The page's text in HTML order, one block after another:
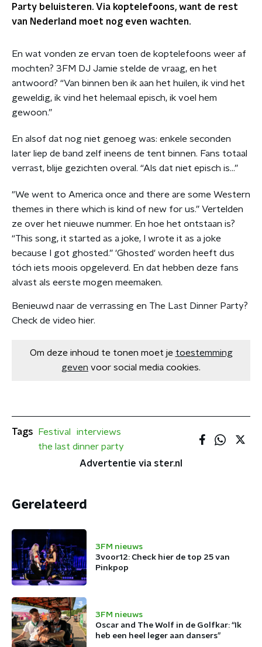
Party beluisteren. Via koptelefoons, want de rest
van Nederland moet nog even wachten.
En wat vonden ze ervan toen de koptelefoons weer af
mochten? 3FM DJ Jamie stelde de vraag, en het
antwoord? “Van binnen ben ik aan het huilen, ik vind het
geweldig, ik vind het helemaal episch, ik voel hem
gewoon.”
En alsof dat nog niet genoeg was: enkele seconden
later liep de band zelf ineens de tent binnen. Fans totaal
verrast, blije gezichten overal. “Als dat niet episch is…”
"We went to America once and there are some Western
themes in there which is kind of new for us.” Vertelden
ze over het nieuwe nummer. En hoe het ontstaan is?
“This song, it started as a joke, I wrote it as a joke
because I got ghosted.” 'Ghosted' worden heeft dus
tóch iets moois opgeleverd. En dat hebben deze fans
alvast als eerste mogen meemaken.
Benieuwd naar de verrassing en The Last Dinner Party?
Check de video hier.
Om deze inhoud te tonen moet je toestemming
geven voor social media cookies.
Tags Festival
interviews
the last dinner party
Advertentie via ster.nl
Gerelateerd
3FM nieuws
3voor12: Check hier de top 25 van
Pinkpop
3FM nieuws
Oscar and The Wolf in de Golfkar: “Ik
heb een heel leger aan dansers”